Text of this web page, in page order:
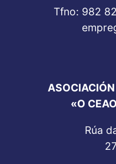
Tfno: 982
«O
Rúa